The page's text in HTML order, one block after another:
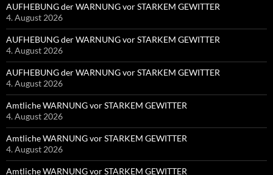
AUFHEBUNG der WARNUNG vor STARKEM GEWITTER
4. August 2026
AUFHEBUNG der WARNUNG vor STARKEM GEWITTER
4. August 2026
AUFHEBUNG der WARNUNG vor STARKEM GEWITTER
4. August 2026
Amtliche WARNUNG vor STARKEM GEWITTER
4. August 2026
Amtliche WARNUNG vor STARKEM GEWITTER
4. August 2026
Amtliche WARNUNG vor STARKEM GEWITTER